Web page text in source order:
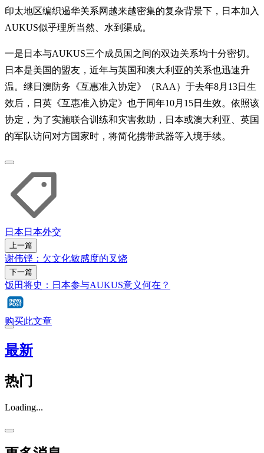
印太地区编织遏华关系网越来越密集的复杂背景下，日本加入
AUKUS似乎理所当然、水到渠成。
一是日本与AUKUS三个成员国之间的双边关系均十分密切。
日本是美国的盟友，近年与英国和澳大利亚的关系也迅速升
温。继日澳防务《互惠准入协定》（RAA）于去年8月13日生
效后，日英《互惠准入协定》也于同年10月15日生效。依照该
协定，为了实施联合训练和灾害救助，日本或澳大利亚、英国
的军队访问对方国家时，将简化携带武器等入境手续。
日本日本外交
上一篇
谢伟铿：欠文化敏感度的叉烧
下一篇
饭田将史：日本参与AUKUS意义何在？
购买此文章
最新
热门
Loading...